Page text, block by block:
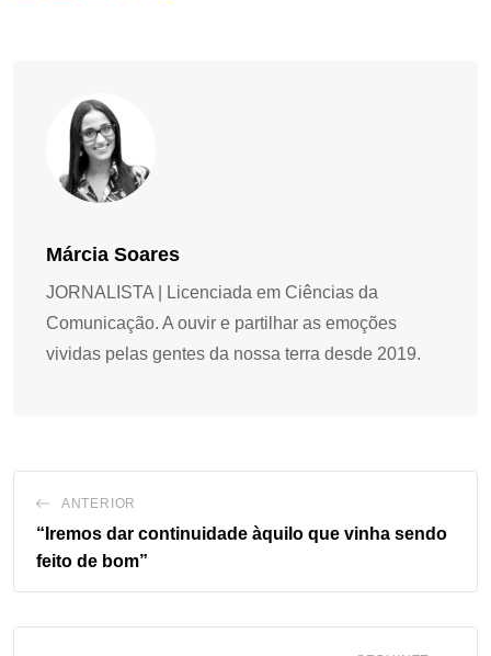
Márcia Soares
JORNALISTA | Licenciada em Ciências da
Comunicação. A ouvir e partilhar as emoções
vividas pelas gentes da nossa terra desde 2019.
ANTERIOR
“Iremos dar continuidade àquilo que vinha sendo
feito de bom”